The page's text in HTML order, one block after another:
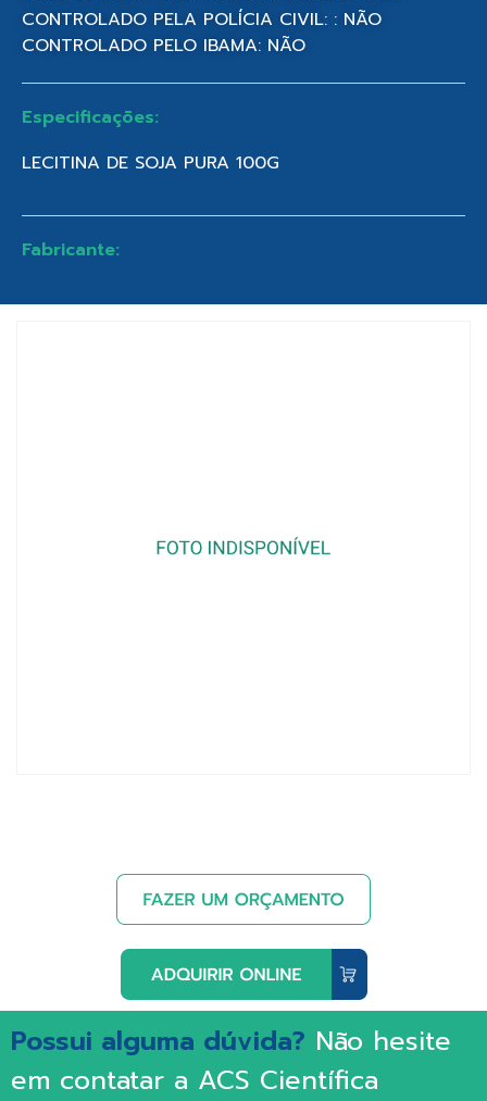
CONTROLADO PELA POLÍCIA CIVIL: : NÃO
CONTROLADO PELO IBAMA: NÃO
Especificações:
LECITINA DE SOJA PURA 100G
Fabricante:
Possui alguma dúvida? Não hesite
em contatar a ACS Científica